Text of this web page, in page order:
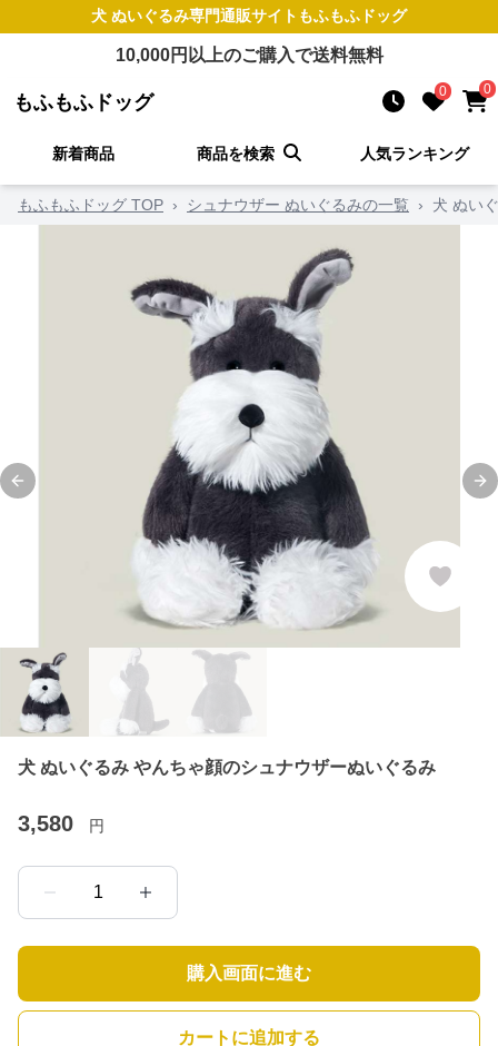
犬 ぬいぐるみ専門通販サイト もふもふドッグ
10,000円以上のご購入で送料無料
もふもふドッグ 0 0
新着商品 商品を検索 人気ランキング
もふもふドッグ TOP › シュナウザー ぬいぐるみの一覧 › 犬 ぬい
Previous slide
犬 ぬいぐるみ やんちゃ顔のシュナウザーぬいぐるみ
3,580 円
1
購入画面に進む
カートに追加する